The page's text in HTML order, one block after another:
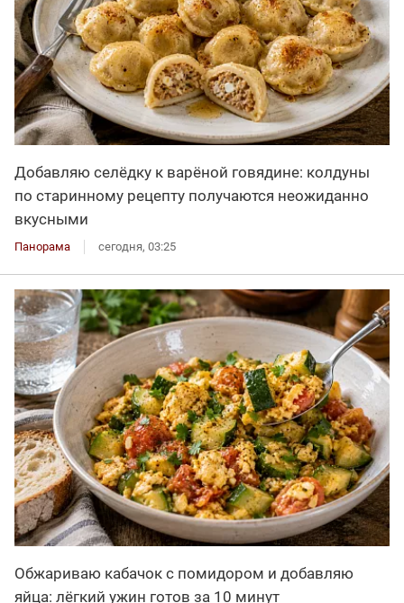
Добавляю селёдку к варёной говядине: колдуны
по старинному рецепту получаются неожиданно
вкусными
Панорама сегодня, 03:25
Обжариваю кабачок с помидором и добавляю
яйца: лёгкий ужин готов за 10 минут